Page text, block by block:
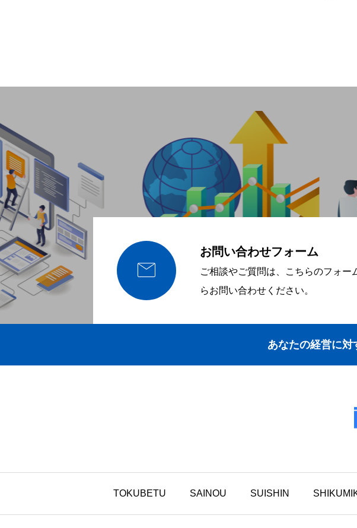

お問い合わせフォーム
ご相談やご質問は、こちらのフォー
らお問い合わせください。
あなたの経営に
TOKUBETU SAINOU SUISHIN